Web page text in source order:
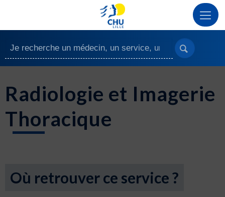
Radiologie et Imagerie
Thoracique
Où retrouver ce service ?